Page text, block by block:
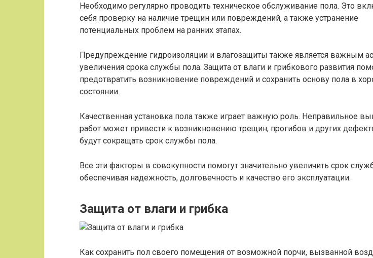
Необходимо регулярно проводить техническое обслуживание пола. Это
себя проверку на наличие трещин или повреждений, а также устранение
потенциальных проблем на ранних этапах.
Предупреждение гидроизоляции и влагозащиты также является важным
увеличения срока службы пола. Защита от влаги и грибкового развития
предотвратить возникновение повреждений и сохранить основу пола в
состоянии.
Качественная установка пола также играет важную роль. Неправильное
работ может привести к возникновению трещин, прогибов и других
будут сокращать срок службы пола.
Все эти факторы в совокупности помогут значительно увеличить срок
обеспечивая надежность, долговечность и качество его эксплуатации.
Защита от влаги и грибка
Как сохранить пол своего помещения от возможной порчи, вызванной